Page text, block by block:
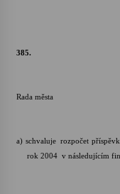
385.
Rada města
a) schvaluje rozpočet
rok 2004 v následujícím